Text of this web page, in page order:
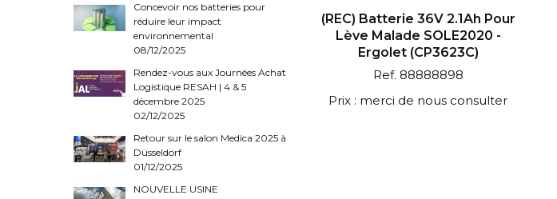
Concevoir nos batteries pour
réduire leur impact
environnemental
08/12/2025
Rendez-vous aux Journées Achat
Logistique RESAH | 4 & 5
décembre 2025
02/12/2025
Retour sur le salon Medica 2025 à
Düsseldorf
01/12/2025
NOUVELLE USINE
(REC) Batterie 36V 2.1Ah Pour
Lève Malade SOLE2020 -
Ergolet (CP3623C)
Ref. 88888898
Prix : merci de nous consulter